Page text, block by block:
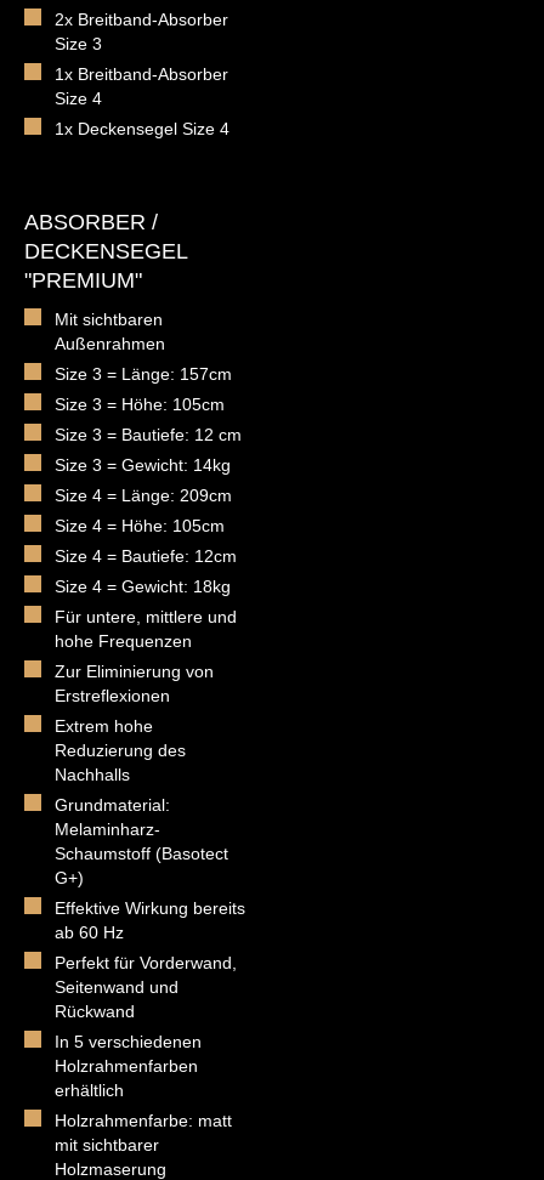
2x Breitband-Absorber
Size 3
1x Breitband-Absorber
Size 4
1x Deckensegel Size 4
ABSORBER /
DECKENSEGEL
"PREMIUM"
Mit sichtbaren
Außenrahmen
Size 3 = Länge: 157cm
Size 3 = Höhe: 105cm
Size 3 = Bautiefe: 12 cm
Size 3 = Gewicht: 14kg
Size 4 = Länge: 209cm
Size 4 = Höhe: 105cm
Size 4 = Bautiefe: 12cm
Size 4 = Gewicht: 18kg
Für untere, mittlere und
hohe Frequenzen
Zur Eliminierung von
Erstreflexionen
Extrem hohe
Reduzierung des
Nachhalls
Grundmaterial:
Melaminharz-
Schaumstoff (Basotect
G+)
Effektive Wirkung bereits
ab 60 Hz
Perfekt für Vorderwand,
Seitenwand und
Rückwand
In 5 verschiedenen
Holzrahmenfarben
erhältlich
Holzrahmenfarbe: matt
mit sichtbarer
Holzmaserung